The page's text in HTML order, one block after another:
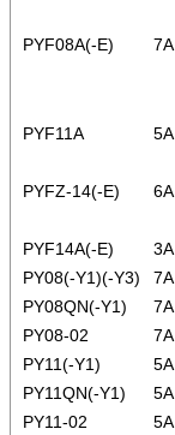
PYF08A(-E) 7A
PYF11A 5A
PYFZ-14(-E) 6A
PYF14A(-E)
3A
PY08(-Y1)(-Y3)
7A
PY08QN(-Y1)
7A
PY08-02
7A
PY11(-Y1)
5A
PY11QN(-Y1)
5A
PY11-02
5A